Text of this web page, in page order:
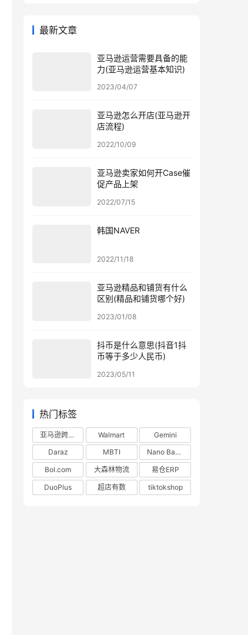
最新文章
亚马逊运营需要具备的能
力(亚马逊运营基本知识)
2023/04/07
亚马逊怎么开店(亚马逊开
店流程)
2022/10/09
亚马逊卖家如何开Case催
促产品上架
2022/07/15
韩国NAVER
2022/11/18
亚马逊精品和铺货有什么
区别(精品和铺货哪个好)
2023/01/08
抖币是什么意思(抖音1抖
币等于多少人民币)
2023/05/11
热门标签
亚马逊跨境电商 Walmart
Gemini
Daraz
MBTI
Nano Banana
Bol.com
大森林物流
易仓ERP
DuoPlus
超店有数 tiktokshop